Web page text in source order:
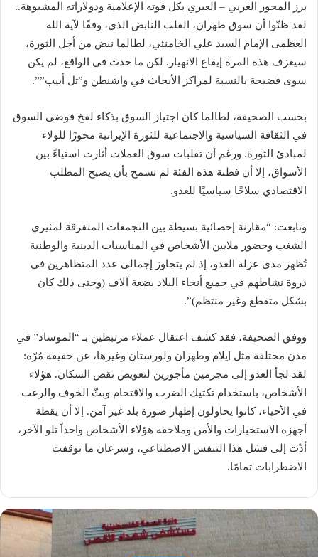
برز المحور الغربي – العبري بكل قوته الإعلامية ودولاراته المشبوهة..
لقد ظنّوا أن سوق طهران، القلب النابض الذي، وفقًا لآية الله
العظمى الإمام السيد علي الخامنئي، لطالما نبض من أجل الثورة،
سيعزف هذه المرة إيقاع الانهيار. لكن ما حدث في الواقع، لم يكن
سوى فضيحة بالنسبة لمراكز الأبحاث في واشنطن و”تل أبيب””.
بحسب الصحيفة، لطالما كان اجتياز السوق بذكاء لفخ فوضى السوق
في الثقافة السياسية والاجتماعية للثورة الإيرانية محورًا للولاء
لمبادئ الثورة. ورغم أن تقلبات سوق العملات أثارت استياءً بين
الأسواق، إلا أن فطنة هذه الفئة لم تسمح بأن يصبح المطلب
الاقتصادي سلاحًا سياسيًا للعدو.
وتابعت: “مقارنة إحصائية بسيطة بين التجمعات المتفرقة لمثيري
الشغب وحضور ملايين الأشخاص في المناسبات الدينية والوطنية
تُظهر مدى عزلة العدو، إذ لم يتجاوز إجمالي عدد المتظاهرين في
ذروة نشاطهم في جميع أنحاء البلاد بضعة آلاف (وحتى ذلك كان
بشكل متقطع وغير منتظم)”.
ووفق الصحيفة، فقد كشف اعتقال عملاء مرتبطين بـ “الموساد” في
مدن مختلفة مثل إيلام وطهران ولورستان وغيرها، عن حقيقة مُرّة:
لقد لجأ العدو إلى مجرمين مأجورين لتعويض نقص السكان. هؤلاء
الأشخاص، باستخدام تكتيك الضرب والاقتحام وبثّ الخوف والرعب
في الأحياء، كانوا يحاولون إظهار صورة بلد غير آمن. إلا أن يقظة
أجهزة الاستخبارات والأمن وملاحقة هؤلاء الأشخاص واحداً تلو الآخر،
أدّت إلى فشل هذا التنفس الاصطناعي، وسرعان ما توقفت
الاضطرابات تمامًا.